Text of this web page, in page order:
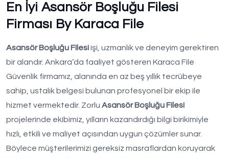
En İyi Asansör Boşluğu Filesi
Firması By Karaca File
Asansör Boşluğu Filesiişi, uzmanlık ve deneyim gerektiren
bir alandır. Ankara’da faaliyet gösteren Karaca File
Güvenlik firmamız, alanında en az beş yıllık tecrübeye
sahip, ustalık belgesi bulunan profesyonel bir ekip ile
hizmet vermektedir. Zorlu Asansör Boşluğu Filesi
projelerinde ekibimiz, yılların kazandırdığı bilgi birikimiyle
hızlı, etkili ve maliyet açısından uygun çözümler sunar.
Böylece müşterilerimizi gereksiz masraflardan koruyarak